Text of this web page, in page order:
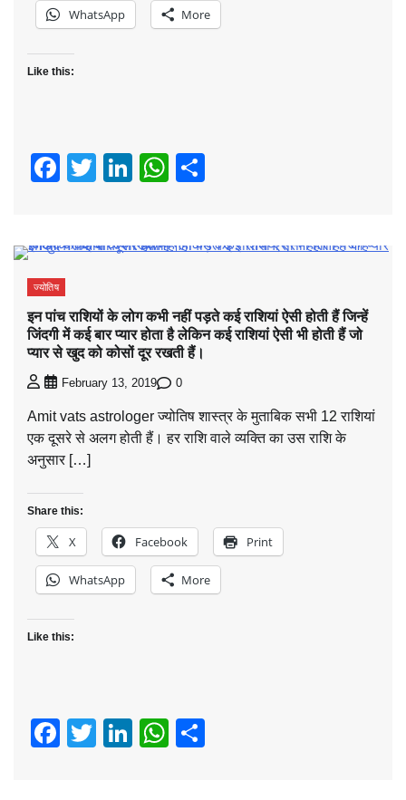
WhatsApp More
Like this:
Facebook
TwitterLinkedIn
WhatsApp
ज्योतिष
इन पांच राशियों के लोग कभी नहीं पड़ते कई राशियां ऐसी होती हैं जिन्हें
जिंदगी में कई बार प्यार होता है लेकिन कई राशियां ऐसी भी होती हैं जो
प्यार से खुद को कोसों दूर रखती हैं।
February 13, 2019 0
Amit vats astrologer ज्योतिष शास्त्र के मुताबिक सभी 12 राशियां
एक दूसरे से अलग होती हैं। हर राशि वाले व्यक्ति का उस राशि के
अनुसार […]
Share this:
X Facebook Print
WhatsApp More
Like this:
Facebook
Twitter
LinkedIn
WhatsApp